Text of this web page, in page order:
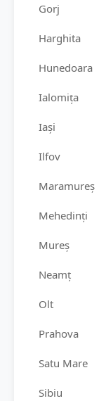
Gorj
Harghita
Hunedoara
Ialomița
Iași
Ilfov
Maramureș
Mehedinți
Mureș
Neamț
Olt
Prahova
Satu Mare
Sibiu